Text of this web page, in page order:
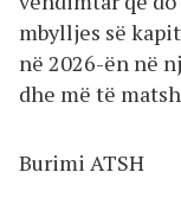
mbylljes së
në 2026-ën në
dhe më të
Burimi ATSH